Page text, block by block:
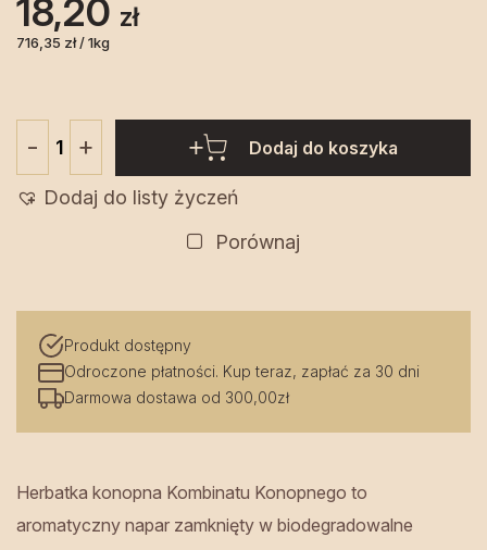
18,20 zł
716,35 zł / 1kg
-
Herbatka
Konopna
Konopny
+ Dodaj do koszyka
Dodaj do listy życzeń
Porównaj
Produkt dostępny
Odroczone płatności. Kup teraz, zapłać za 30 dni
Darmowa dostawa od 300,00zł
Herbatka konopna Kombinatu Konopnego to
aromatyczny napar zamknięty w biodegradowalne